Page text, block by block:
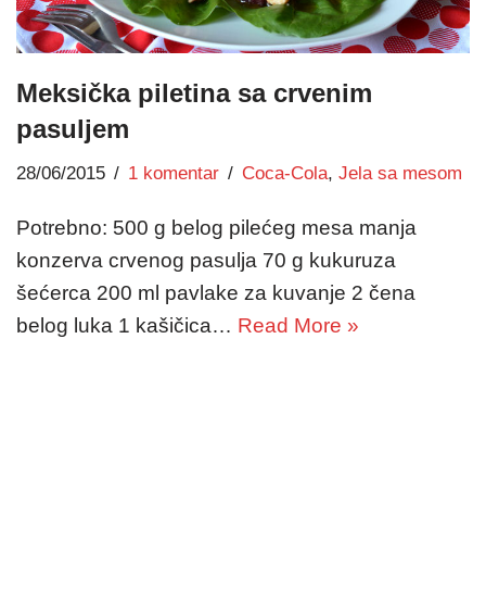
Meksička piletina sa crvenim
pasuljem
28/06/2015 1 komentar Coca-Cola, Jela sa mesom
Potrebno: 500 g belog pilećeg mesa manja
konzerva crvenog pasulja 70 g kukuruza
šećerca 200 ml pavlake za kuvanje 2 čena
belog luka 1 kašičica… Read More »